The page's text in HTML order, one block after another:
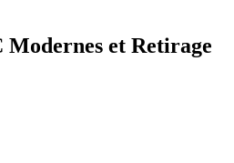
Modernes et Retirage